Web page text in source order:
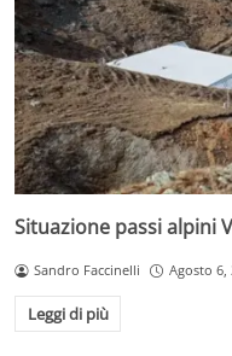
Situazione passi alpini
Sandro Faccinelli Agosto 6,
Leggi di più